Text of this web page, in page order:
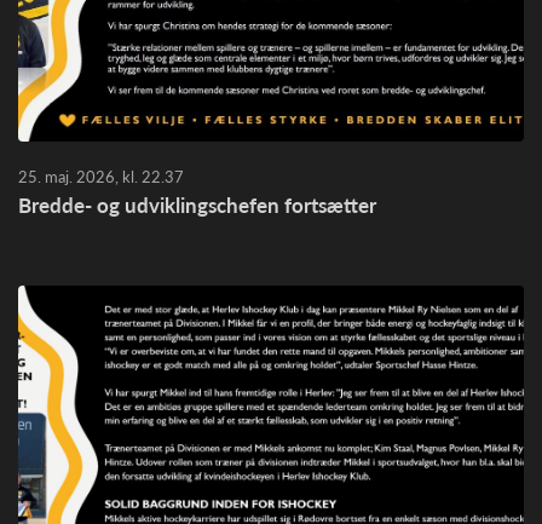
25. maj. 2026, kl. 22.37
Bredde- og udviklingschefen fortsætter